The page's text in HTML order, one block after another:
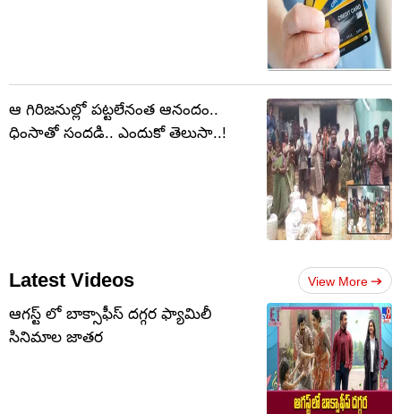
ఆ గిరిజనుల్లో పట్టలేనంత ఆనందం..
ధింసాతో సందడి.. ఎందుకో తెలుసా..!
Latest Videos View More
ఆగస్ట్ లో బాక్సాఫీస్ దగ్గర ఫ్యామిలీ
సినిమాల జాతర